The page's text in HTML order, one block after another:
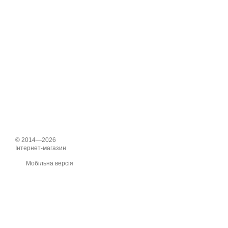
© 2014—2026
Інтернет-магазин
Мобільна версія